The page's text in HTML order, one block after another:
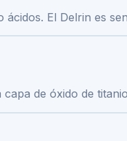
El Delrin es
de óxido de